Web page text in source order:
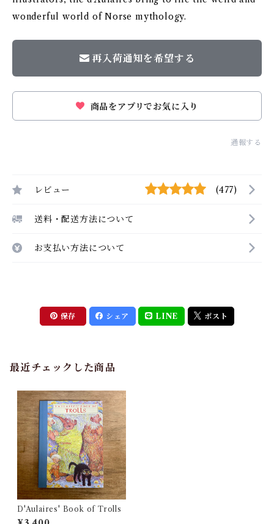
wonderful world of Norse mythology.
再入荷通知を希望する
商品をアプリでお気に入り
通報する
レビュー (477)
送料・配送方法について
お支払い方法について
保存 シェア LINE ポスト
最近チェックした商品
D'Aulaires' Book of Trolls